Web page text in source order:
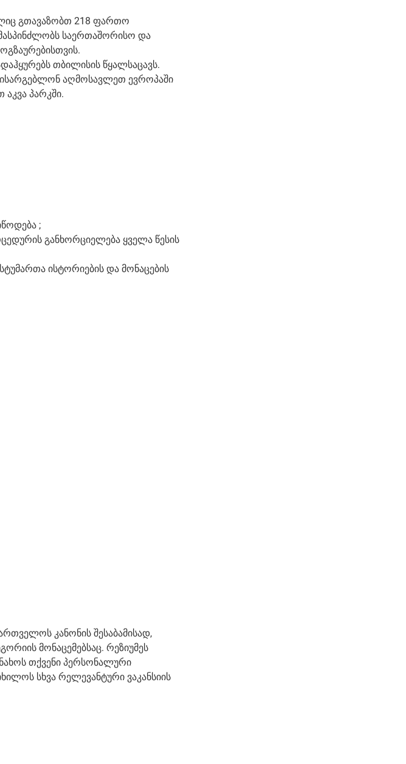
გთავაზობთ 218 ფართო
საერთაშორისო და
თბილისის წყალსაცავს.
ისარგებლონ აღმოსავლეთ ევროპაში
პარკში.
;
განხორციელება ყველა წესის
ისტორიების და მონაცების
კანონის შესაბამისად,
მონაცემებსაც. რეზიუმეს
თქვენი პერსონალური
სხვა რელევანტური ვაკანსიის